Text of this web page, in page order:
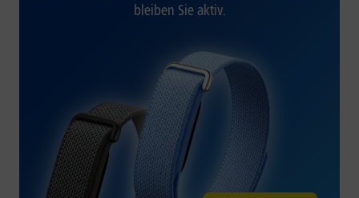
bleiben Sie aktiv.